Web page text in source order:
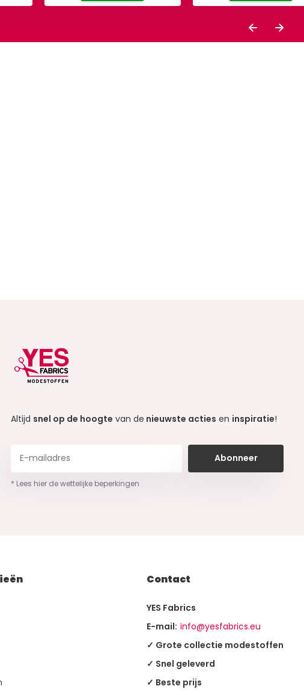
Altijd snel op de hoogte van de nieuwste acties en inspiratie!
Abonneer
* Lees hier de wettelijke beperkingen
Contact
YES Fabrics
E-mail: info@yesfabrics.eu
✓ Grote collectie modestoffen
✓ Snel geleverd
✓ Beste prijs